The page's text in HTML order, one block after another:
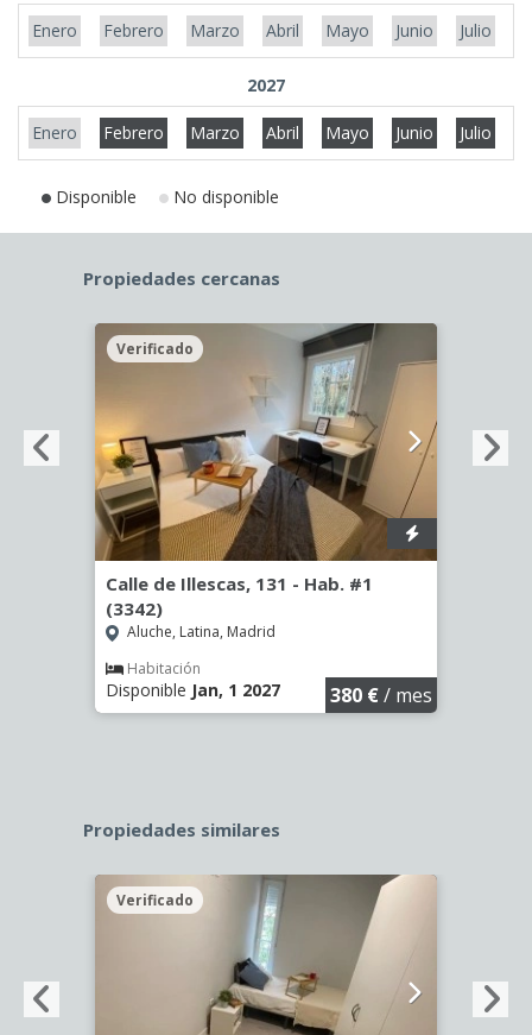
Enero Febrero Marzo Abril Mayo Junio Julio
2027
Enero Febrero Marzo Abril Mayo Junio Julio
Disponible No disponible
Propiedades cercanas
Verificado
Calle de Illescas, 131 - Hab. #1
(3342)
Aluche, Latina, Madrid
Habitación
Disponible Jan, 1 2027 380 €/ mes
Propiedades similares
Verificado